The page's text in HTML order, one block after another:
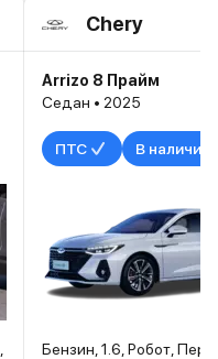
Chery
Arrizo 8 Прайм
Седан • 2025
ПТС В наличии
Бензин, 1.6, Робот,